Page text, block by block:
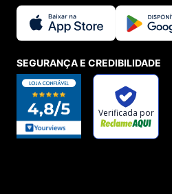
SEGURANÇA E CREDIBILIDADE